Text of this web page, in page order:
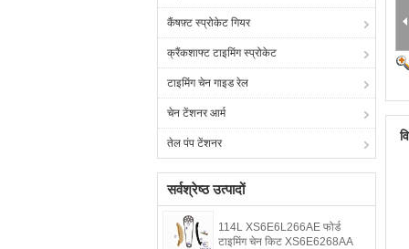
कैंषफ़्ट स्प्रोकेट गियर
क्रैंकशाफ्ट टाइमिंग स्प्रोकेट
टाइमिंग चेन गाइड रेल
चेन टेंशनर आर्म
तेल पंप टेंशनर
सर्वश्रेष्ठ उत्पादों
114L XS6E6L266AE फोर्ड
टाइमिंग चेन किट XS6E6268AA